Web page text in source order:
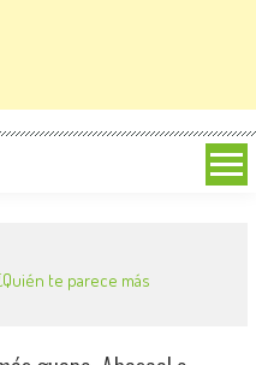
¿Quién te parece más